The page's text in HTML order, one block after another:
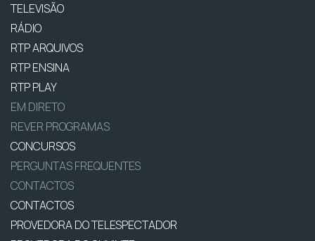
TELEVISÃO
RÁDIO
RTP ARQUIVOS
RTP ENSINA
RTP PLAY
EM DIRETO
REVER PROGRAMAS
CONCURSOS
PERGUNTAS FREQUENTES
CONTACTOS
CONTACTOS
PROVEDORA DO TELESPECTADOR